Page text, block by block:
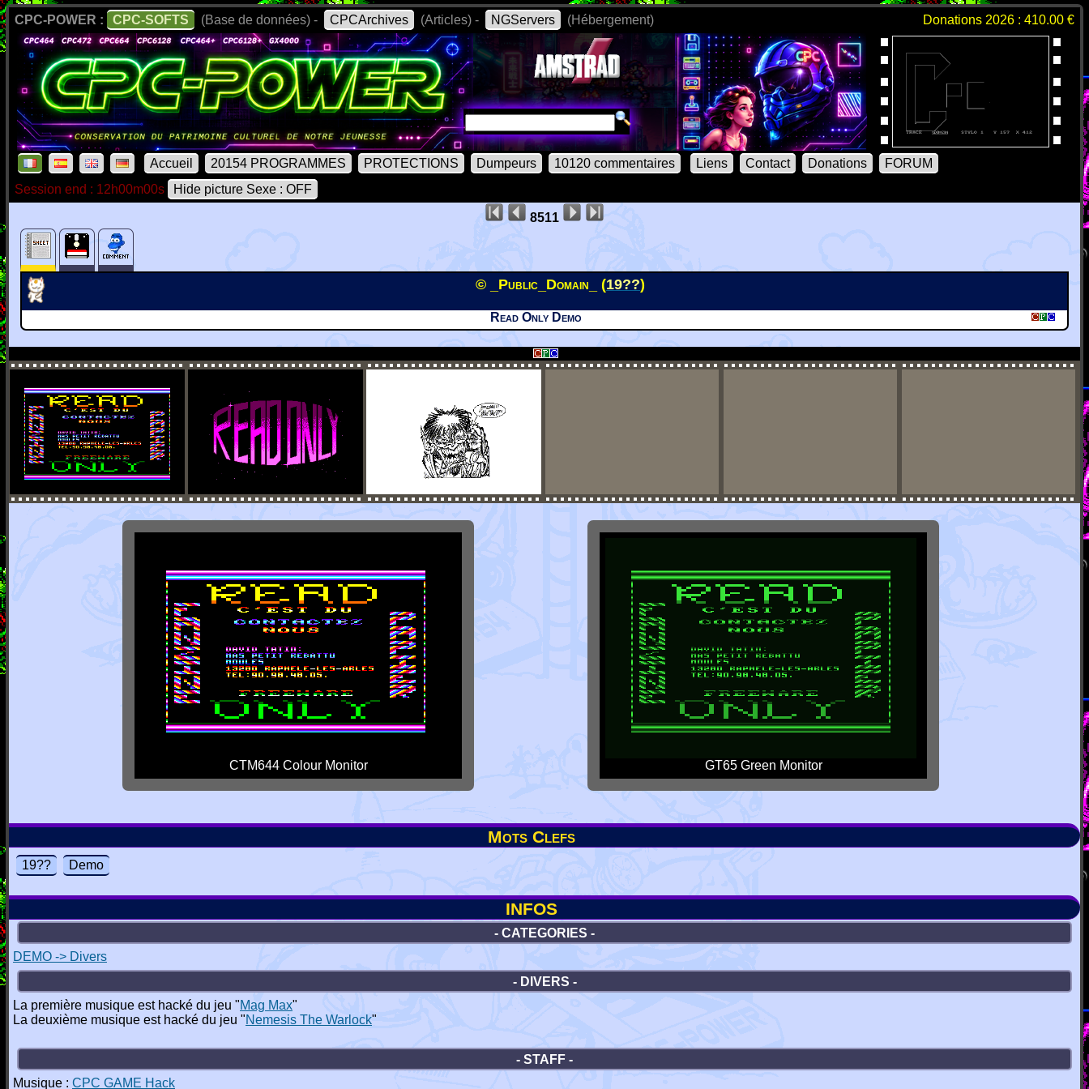
CPC-POWER : CPC-SOFTS (Base de données) - CPCArchives (Articles) - NGServers (Hébergement) Donations 2026 : 410.00 €
Accueil 20154 PROGRAMMES PROTECTIONS Dumpeurs 10120 commentaires Liens Contact Donations
FORUM
Session end : 12h00m00s
Hide picture Sexe : OFF
8511
© _Public_Domain_ (19??)
Read Only Demo
CTM644 Colour Monitor GT65 Green Monitor
Mots Clefs
19?? Demo
INFOS
- CATEGORIES -
DEMO -> Divers
- DIVERS -
La première musique est hacké du jeu "Mag Max"
La deuxième musique est hacké du jeu "Nemesis The Warlock"
- STAFF -
Musique : CPC GAME Hack